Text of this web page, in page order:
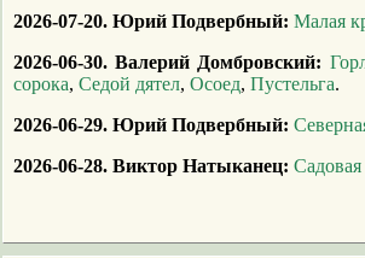
2026-07-20. Юрий Подвербный: Малая
2026-06-30. Валерий Домбровский:
сорока, Седой дятел, Осоед, Пустельга.
2026-06-29. Юрий Подвербный:
2026-06-28. Виктор Натыканец: